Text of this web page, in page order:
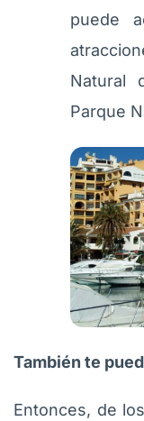
puede
Natural
Parque
También te
Entonces, de